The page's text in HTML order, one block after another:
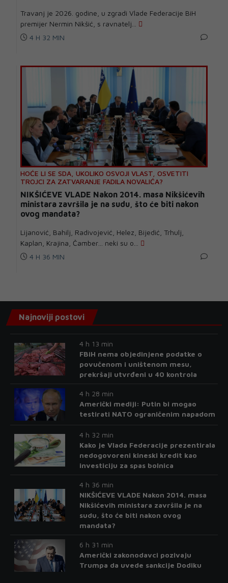
Travanj je 2026. godine, u zgradi Vlade Federacije BiH
premijer Nermin Nikšić, s ravnatelj...
4 H 32 MIN
HOĆE LI SE SDA, UKOLIKO OSVOJI VLAST, OSVETITI
TROJCI ZA ZATVARANJE FADILA NOVALIĆA?
NIKŠIĆEVE VLADE Nakon 2014. masa Nikšićevih
ministara završila je na sudu, što će biti nakon
ovog mandata?
Lijanović, Bahilj, Radivojević, Helez, Bijedić, Trhulj,
Kaplan, Krajina, Čamber… neki su o...
4 H 36 MIN
Najnoviji postovi
4 h 13 min
FBiH nema objedinjene podatke o
povučenom i uništenom mesu,
prekršaji utvrđeni u 40 kontrola
4 h 28 min
Američki mediji: Putin bi mogao
testirati NATO ograničenim napadom
4 h 32 min
Kako je Vlada Federacije prezentirala
nedogovoreni kineski kredit kao
investiciju za spas bolnica
4 h 36 min
NIKŠIĆEVE VLADE Nakon 2014. masa
Nikšićevih ministara završila je na
sudu, što će biti nakon ovog
mandata?
6 h 31 min
Američki zakonodavci pozivaju
Trumpa da uvede sankcije Dodiku